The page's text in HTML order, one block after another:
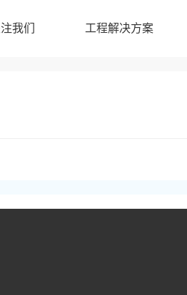
我们 工程解决方案